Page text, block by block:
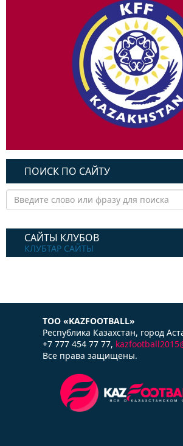
ПОИСК ПО САЙТУ
САЙТЫ КЛУБОВ
КЛУБТАР САЙТЫ
ТОО «KAZFOOTBALL»
Республика Казаxстан, город
+7 777 454 77 77,
Все права защищены.